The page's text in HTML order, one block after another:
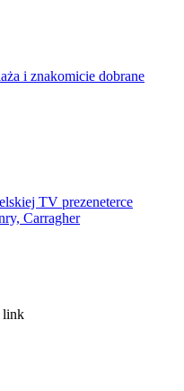
i znakomicie dobrane
TV prezeneterce
Carragher
link